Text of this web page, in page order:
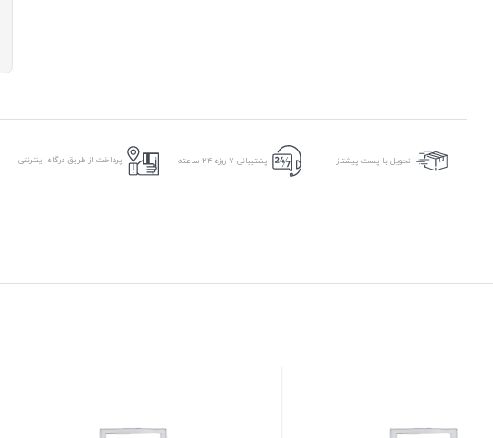
تحویل با پست پیشتاز پشتیبانی ۷ روزه ۲۴ ساعته پرداخت از طریق درگاه اینترنتی